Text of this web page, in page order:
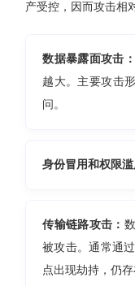
产受控，因而攻击相
数据暴露面攻击：
越大。主要攻击
问。
身份冒用和权限
传输链路攻击：
被攻击。通常通
点出现劫持，仍存